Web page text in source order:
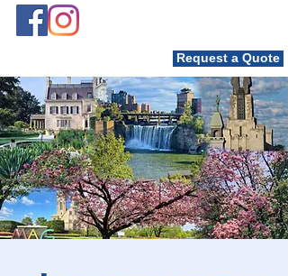
Request a Quote